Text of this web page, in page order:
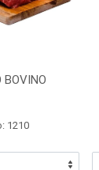
BOVINO
1210